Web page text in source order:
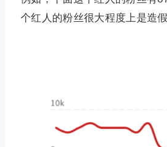
个红人的粉丝很大程度上是造